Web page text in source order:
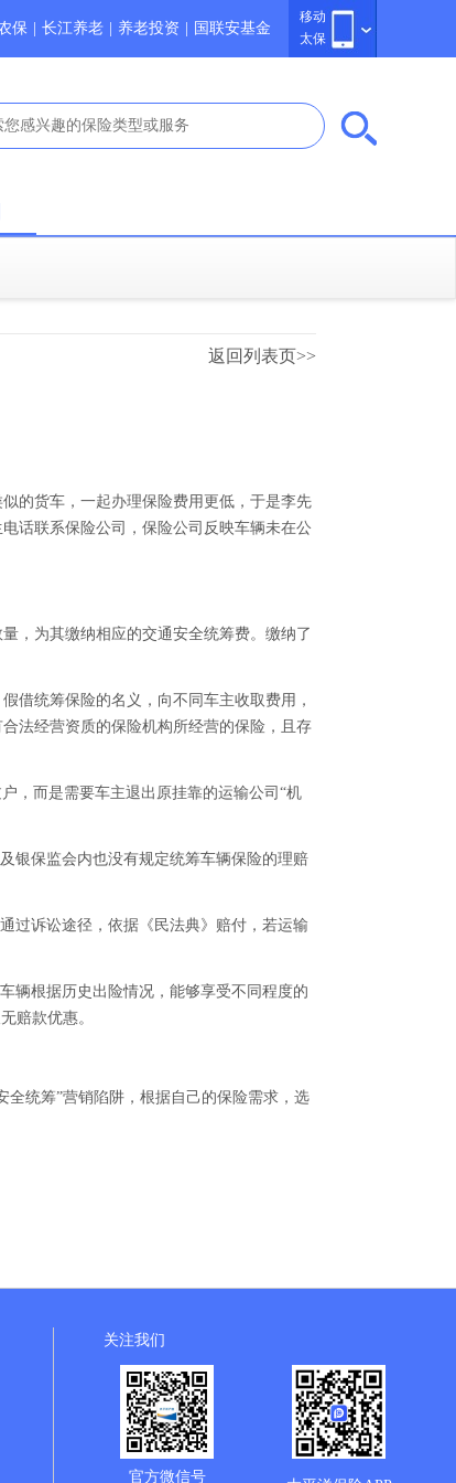
移动
太保
保 长江养老 养老投资 国联安基金
返回列表页>>
的货车，一起办理保险费用更低，于是李先
话联系保险公司，保险公司反映车辆未在公
，为其缴纳相应的交通安全统筹费。缴纳了
借统筹保险的名义，向不同车主收取费用，
法经营资质的保险机构所经营的保险，且存
，而是需要车主退出原挂靠的运输公司“机
银保监会内也没有规定统筹车辆保险的理赔
过诉讼途径，依据《民法典》赔付，若运输
辆根据历史出险情况，能够享受不同程度的
赔款优惠。
统筹”营销陷阱，根据自己的保险需求，选
关注我们
官方微信号